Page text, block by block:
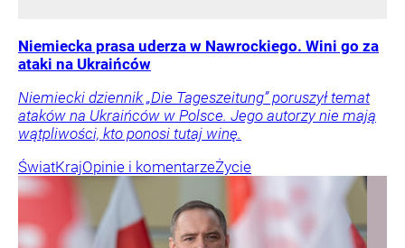
Niemiecka prasa uderza w Nawrockiego. Wini go za
ataki na Ukraińców
Niemiecki dziennik „Die Tageszeitung” poruszył temat
ataków na Ukraińców w Polsce. Jego autorzy nie mają
wątpliwości, kto ponosi tutaj winę.
ŚwiatKrajOpinie i komentarzeŻycie